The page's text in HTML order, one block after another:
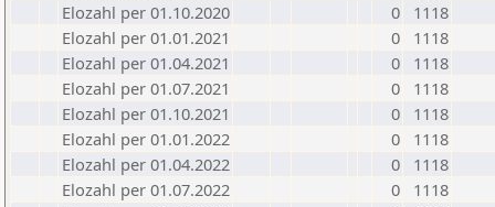
Elozahl per 01.10.2020
0
1118
Elozahl per 01.01.2021
0
1118
Elozahl per 01.04.2021
0
1118
Elozahl per 01.07.2021
0
1118
Elozahl per 01.10.2021
0
1118
Elozahl per 01.01.2022
0
1118
Elozahl per 01.04.2022
0
1118
Elozahl per 01.07.2022
0
1118